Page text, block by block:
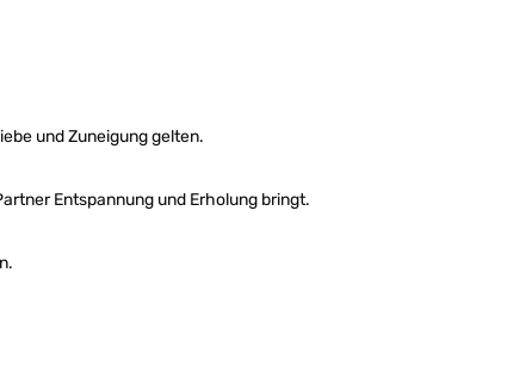
und Zuneigung gelten.
Entspannung und Erholung bringt.